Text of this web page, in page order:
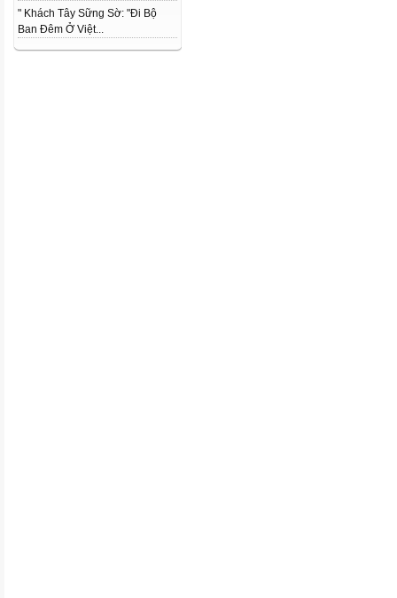
" Khách Tây Sững Sờ: "Đi Bộ
Ban Đêm Ở Việt...